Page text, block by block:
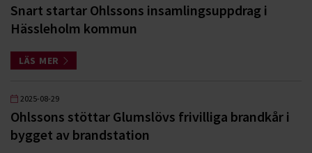
Snart startar Ohlssons insamlingsuppdrag i
Hässleholm kommun
LÄS MER
2025-08-29
Ohlssons stöttar Glumslövs frivilliga brandkår i
bygget av brandstation